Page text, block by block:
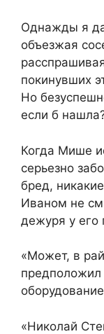
Однажды я
объезжая
покинувших
Но
если б
Когда Мише
серьезно
бред,
Иваном не
дежуря у его
«Может, в
«Николай